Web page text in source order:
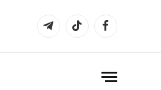
فيسبوكتيكتوكتيلقرام